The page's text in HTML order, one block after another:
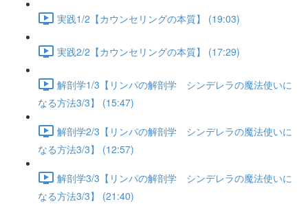
実践1/2【カウンセリングの本質】 (19:03)
実践2/2【カウンセリングの本質】 (17:29)
解剖学1/3【リンパの解剖学 シンデレラの魔法使いに
なる方法3/3】 (15:47)
解剖学2/3【リンパの解剖学 シンデレラの魔法使いに
なる方法3/3】 (12:57)
解剖学3/3【リンパの解剖学 シンデレラの魔法使いに
なる方法3/3】 (21:40)